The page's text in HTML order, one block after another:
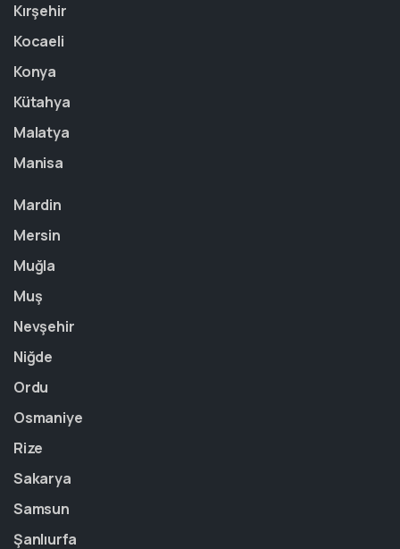
Kırşehir
Kocaeli
Konya
Kütahya
Malatya
Manisa
Mardin
Mersin
Muğla
Muş
Nevşehir
Niğde
Ordu
Osmaniye
Rize
Sakarya
Samsun
Şanlıurfa